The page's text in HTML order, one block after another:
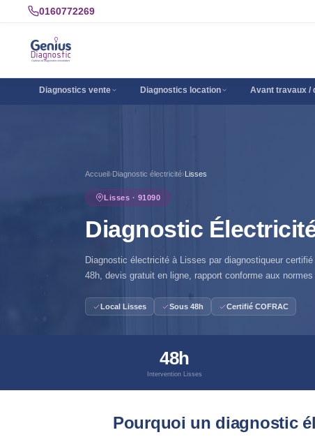
0160772269
Diagnostics vente Diagnostics location Avant travaux /
Accueil›Diagnostic électricité›Lisses
Lisses · 91090
Diagnostic
Diagnostic électricité à Lisses par diagnostiqueur
48h, devis gratuit en ligne, rapport conforme aux normes
Local Lisses Sous 48h Certifié COFRAC
48h
Intervention Lisses
Pourquoi un diagnostic